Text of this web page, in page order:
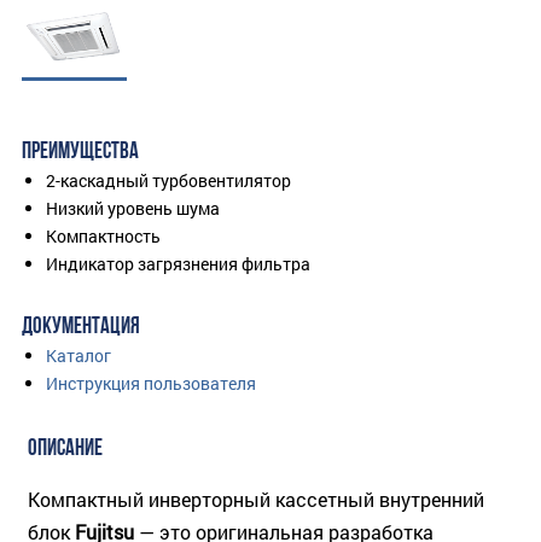
ПРЕИМУЩЕСТВА
2-каскадный турбовентилятор
Низкий уровень шума
Компактность
Индикатор загрязнения фильтра
ДОКУМЕНТАЦИЯ
Каталог
Инструкция пользователя
ОПИСАНИЕ
Компактный инверторный кассетный внутренний
блок Fujitsu — это оригинальная разработка